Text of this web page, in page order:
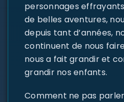
personnages
de belles aventures,
depuis tant d’années,
continuent de nous
nous a fait grandir et
grandir nos enfants.
Comment ne pas